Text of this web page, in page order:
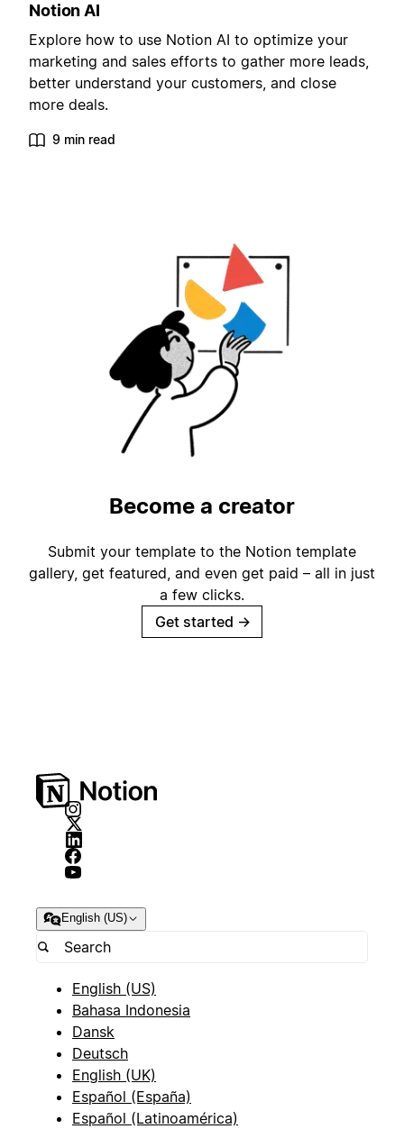
Notion AI
Explore how to use Notion AI to optimize your
marketing and sales efforts to gather more leads,
better understand your customers, and close
more deals.
9 min read
Become a creator
Submit your template to the Notion template
gallery, get featured, and even get paid – all in just
a few clicks.
Get started →
English (US)
English (US)
Bahasa Indonesia
Dansk
Deutsch
English (UK)
Español (España)
Español (Latinoamérica)